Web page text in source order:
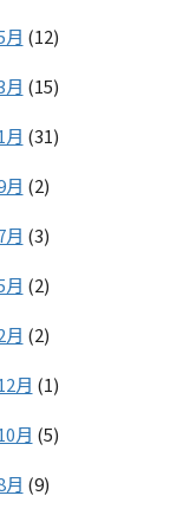
月 (12)
月 (15)
月 (31)
月 (2)
月 (3)
月 (2)
月 (2)
月 (1)
月 (5)
月 (9)